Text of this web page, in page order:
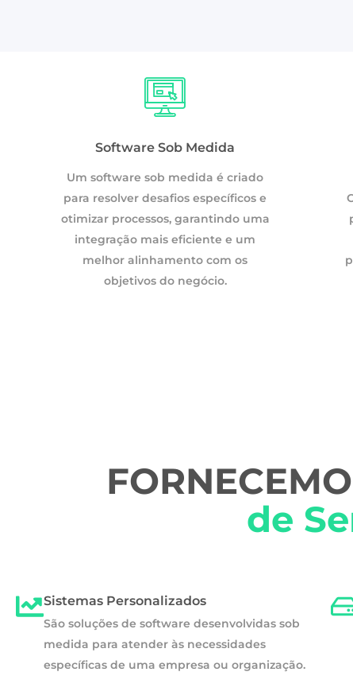
Software Sob Medida
Um software sob medida é criado
para resolver desafios específicos e
otimizar processos, garantindo uma
integração mais eficiente e um
melhor alinhamento com os
objetivos do negócio.
Com um DMS, as empresas reduzem o uso de
papel, melhoram a organização e aceleram o
fluxo de trabalho, aumentando a
produtividade e a segurança das informações.
de
Sistemas Personalizados
São soluções de software desenvolvidas sob
medida para atender às necessidades
específicas de uma empresa ou organização.